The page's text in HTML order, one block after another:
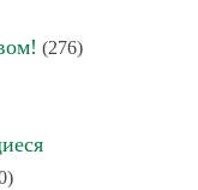
(276)